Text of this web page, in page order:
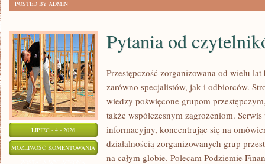
POSTED BY ADMIN
LIPIEC - 4 - 2026
MOŻLIWOŚĆ KOMENTOWANIA PYTANIA
Pytania od
Przestępczość zorganizowana od wielu
zarówno specjalistów, jak i odbiorców.
wiedzy poświęcone grupom
także współczesnym zagrożeniom.
informacyjny, koncentrując się na
działalnością zorganizowanych grup
na całym globie. Polecam Podziemie